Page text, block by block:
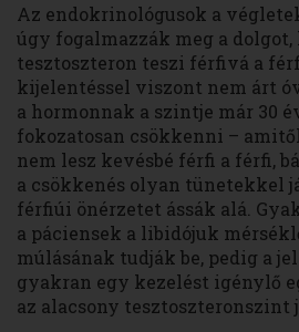
Az endokrinológusok a
úgy fogalmazzák meg a dolgot,
tesztoszteron teszi férfivá a
kijelentéssel viszont nem árt
a hormonnak a szintje már 30
fokozatosan csökkenni –
nem lesz kevésbé férfi a férfi,
a csökkenés olyan tünetekkel
férfiúi önérzetet ássák alá.
a páciensek a libidójuk
múlásának tudják be, pedig a
gyakran egy kezelést igénylő
az alacsony tesztoszteronszint